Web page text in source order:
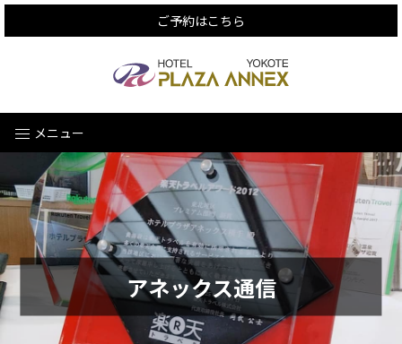
ご予約はこちら
メニュー
アネックス通信